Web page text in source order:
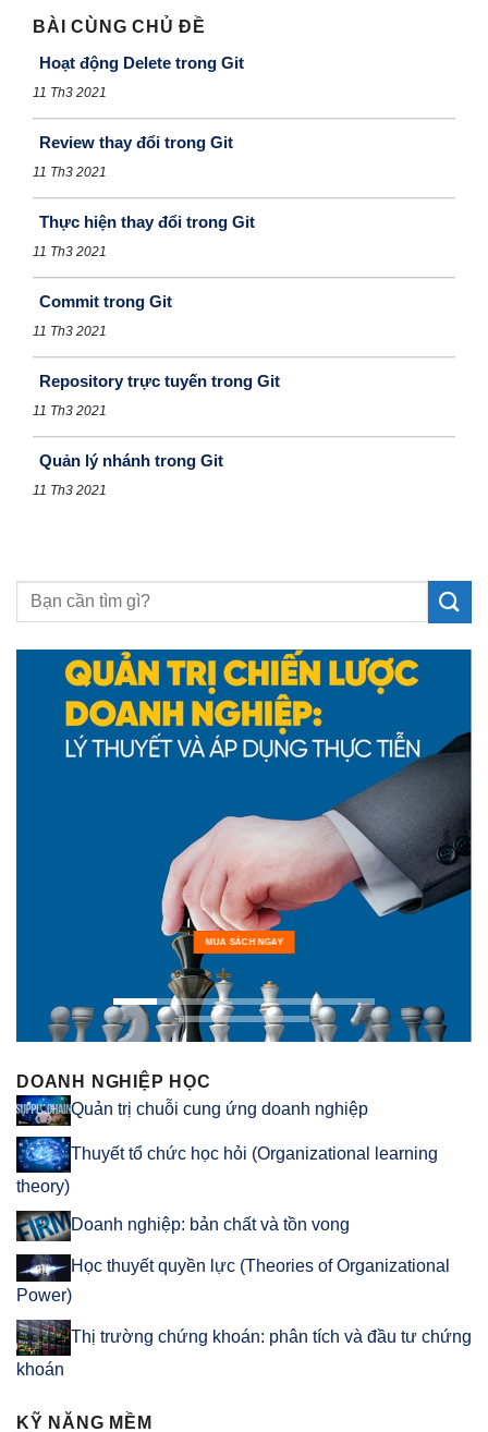
BÀI CÙNG CHỦ ĐỀ
Hoạt động Delete trong Git
11 Th3 2021
Review thay đổi trong Git
11 Th3 2021
Thực hiện thay đổi trong Git
11 Th3 2021
Commit trong Git
11 Th3 2021
Repository trực tuyến trong Git
11 Th3 2021
Quản lý nhánh trong Git
11 Th3 2021
MUA SÁCH NGAY
DOANH NGHIỆP HỌC
Quản trị chuỗi cung ứng doanh nghiệp
Thuyết tổ chức học hỏi (Organizational learning
theory)
Doanh nghiệp: bản chất và tồn vong
Học thuyết quyền lực (Theories of Organizational
Power)
Thị trường chứng khoán: phân tích và đầu tư chứng
khoán
KỸ NĂNG MỀM